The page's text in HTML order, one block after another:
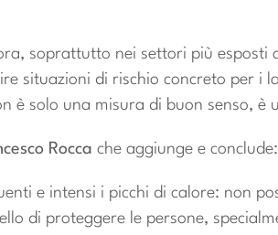
soprattutto nei settori più esposti
situazioni di rischio concreto per i
è solo una misura di buon senso, è
Rocca che aggiunge e conclude:
e intensi i picchi di calore: non
di proteggere le persone,